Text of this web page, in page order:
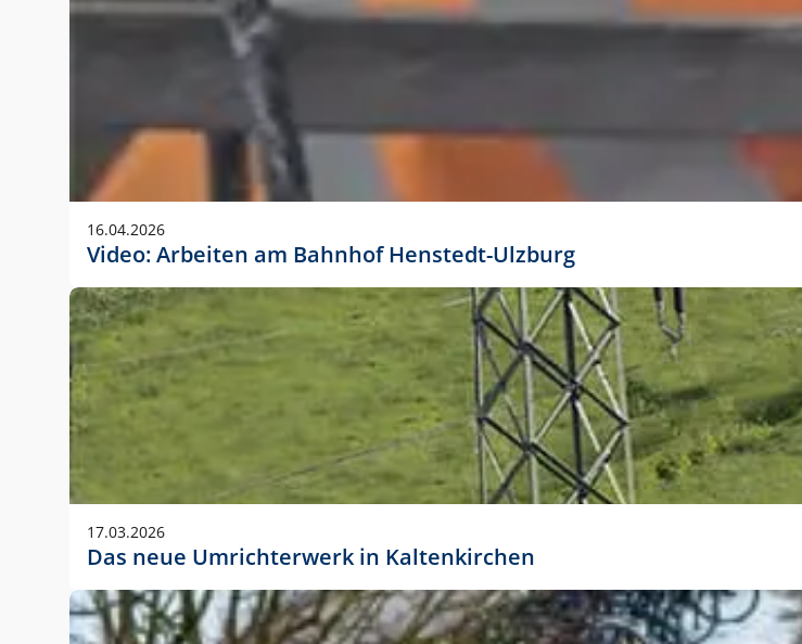
Anwendungsgröße im Layout:
Die Logohöhe beträgt 4 – 10 % der jeweiligen Formathöhe. Daraus ergeben sich für
folgende fest definierte Anwendungsgrößen im Layout:
DIN A3 – 15 mm hoch (5 %)
DIN A1 – 39 mm hoch (5 %)
DIN lang – 10 mm hoch (5 %)
1080 x 1080 px – 78 px hoch (7 %)
In Ausnahmefällen darf das Logo jedoch auch größer oder kleiner gesetzt werden. Dazu
stets der vorherigen Absprache mit der Marketingabteilung.
16.04.2026
Video: Arbeiten am Bahnhof Henstedt-Ulzburg
17.03.2026
Das neue Umrichterwerk in Kaltenkirchen